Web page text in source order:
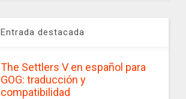
Entrada destacada
The Settlers V en español para
GOG: traducción y
compatibilidad